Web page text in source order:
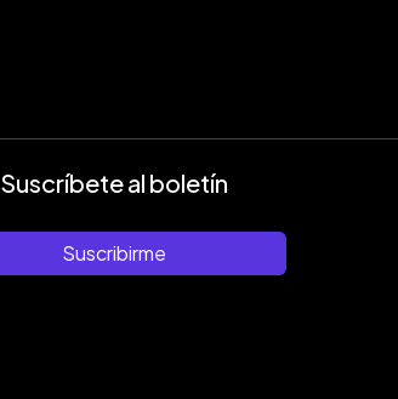
Suscríbete al boletín
Suscribirme